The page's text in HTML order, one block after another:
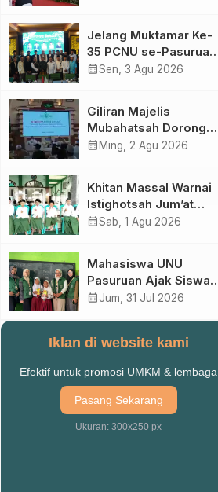
Jelang Muktamar Ke-
35 PCNU se-Pasuruan
Raya Rumuskan
Abad Kedua
calendar_monthSen, 3 Agu 2026
Giliran Majelis
Mubahatsah Dorong
Gagasan Pelembagaan
calendar_month Ming, 2 Agu 2026
Khitan Massal Warnai
Istighotsah Jum’at
Wage MWCNU
calendar_monthSab, 1 Agu 2026
Mahasiswa UNU
Pasuruan Ajak Siswa
SD Al Maksum
calendar_monthJum, 31 Jul 2026
Iklan di website kami
Efektif untuk promosi UMKM & lembaga
Pasang Sekarang
Ukuran: 300x250 px